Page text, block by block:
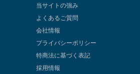
当サイトの強み
よくあるご質問
会社情報
プライバシーポリシー
特商法に基づく表記
採用情報